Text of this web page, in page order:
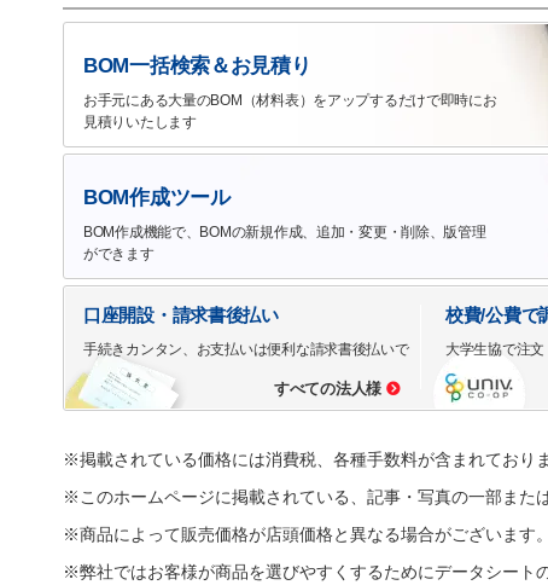
BOM一括検索＆お見積り
お手元にある大量のBOM（材料表）をアップするだけで即時にお
見積りいたします
BOM作成ツール
BOM作成機能で、BOMの新規作成、追加・変更・削除、版管理
ができます
口座開設・請求書後払い
手続きカンタン、お支払いは便利な請求書後払いで
すべての法人様
校費/公費で
大学生協で注
※掲載されている価格には消費税、各種手数料が含まれており
※このホームページに掲載されている、記事・写真の一部また
※商品によって販売価格が店頭価格と異なる場合がございます。
※弊社ではお客様が商品を選びやすくするためにデータシート